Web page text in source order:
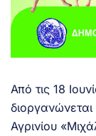
Από τις 18
Αγρινίου